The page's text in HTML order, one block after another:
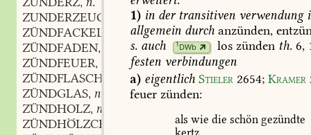
,
ZUNDERZEUG
ZÜNDFACKEL
ZÜNDFADEN,
ZÜNDFEUER,
ZÜNDFLASCHE
ZÜNDGLAS, n.
ZÜNDHOLZ, n.
ZÜNDHÖLZCHEN
1) in dertransitiven verwendung
allgemein durch anzünden,
s. auch 1DWb los zünden th. 6,
festen verbindungen
a) eigentlich Stieler 2654; Kramer
feuer zünden:
als wie die schön gezündte